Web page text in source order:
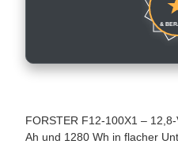
&
FORSTER F12-100X1 –
Ah und 1280 Wh in flacher